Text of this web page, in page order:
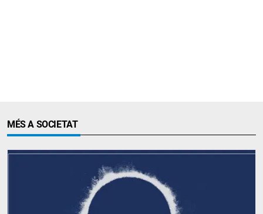
MÉS A SOCIETAT